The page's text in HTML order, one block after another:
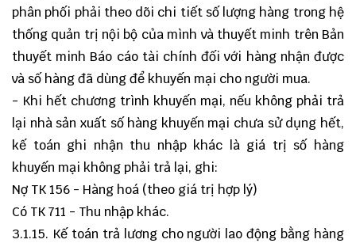
phân phối phải theo dõi chi tiết số lượng hàng trong hệ
thống quản trị nội bộ của mình và thuyết minh trên Bản
thuyết minh Báo cáo tài chính đối với hàng nhận được
và số hàng đã dùng để khuyến mại cho người mua.
- Khi hết chương trình khuyến mại, nếu không phải trả
lại nhà sản xuất số hàng khuyến mại chưa sử dụng hết,
kế toán ghi nhận thu nhập khác là giá trị số hàng
khuyến mại không phải trả lại, ghi:
Nợ TK 156 - Hàng hoá (theo giá trị hợp lý)
Có TK 711 - Thu nhập khác.
3.1.15. Kế toán trả lương cho người lao động bằng hàng